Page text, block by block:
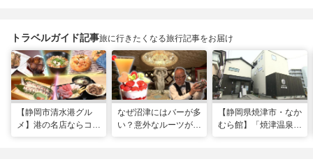
トラベルガイド記事旅に行きたくなる旅行記事をお届け
【静岡市清水港グル
メ】港の名店ならコ
なぜ沼津にはバーが多
い？意外なルーツがわ
【静岡県焼津市・なか
むら館】「焼津温泉」